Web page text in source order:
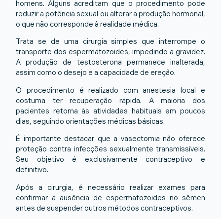
homens. Alguns acreditam que o procedimento pode
reduzir a potência sexual ou alterar a produção hormonal,
o que não corresponde à realidade médica.
Trata se de uma cirurgia simples que interrompe o
transporte dos espermatozoides, impedindo a gravidez.
A produção de testosterona permanece inalterada,
assim como o desejo e a capacidade de ereção.
O procedimento é realizado com anestesia local e
costuma ter recuperação rápida. A maioria dos
pacientes retorna às atividades habituais em poucos
dias, seguindo orientações médicas básicas.
É importante destacar que a vasectomia não oferece
proteção contra infecções sexualmente transmissíveis.
Seu objetivo é exclusivamente contraceptivo e
definitivo.
Após a cirurgia, é necessário realizar exames para
confirmar a ausência de espermatozoides no sêmen
antes de suspender outros métodos contraceptivos.